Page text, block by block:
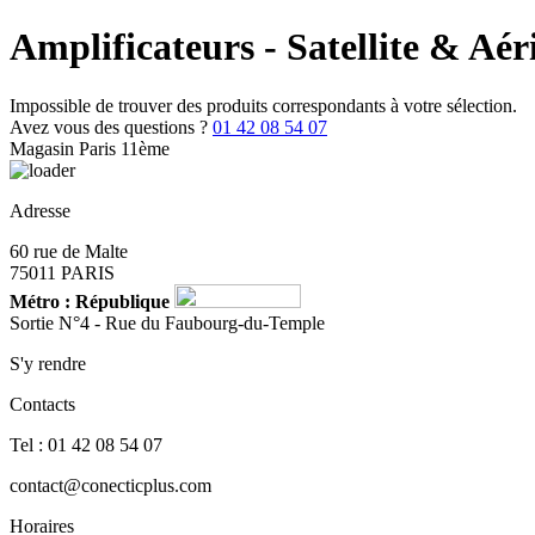
Amplificateurs - Satellite &
Impossible de trouver des produits correspondants à votre sélection.
Avez vous des questions ? 01 42 08 54 07
Magasin Paris 11ème
Adresse
60 rue de Malte
75011 PARIS
Métro : République
Sortie N°4 - Rue du Faubourg-du-Temple
S'y rendre
Contacts
Tel : 01 42 08 54 07
contact@conecticplus.com
Horaires